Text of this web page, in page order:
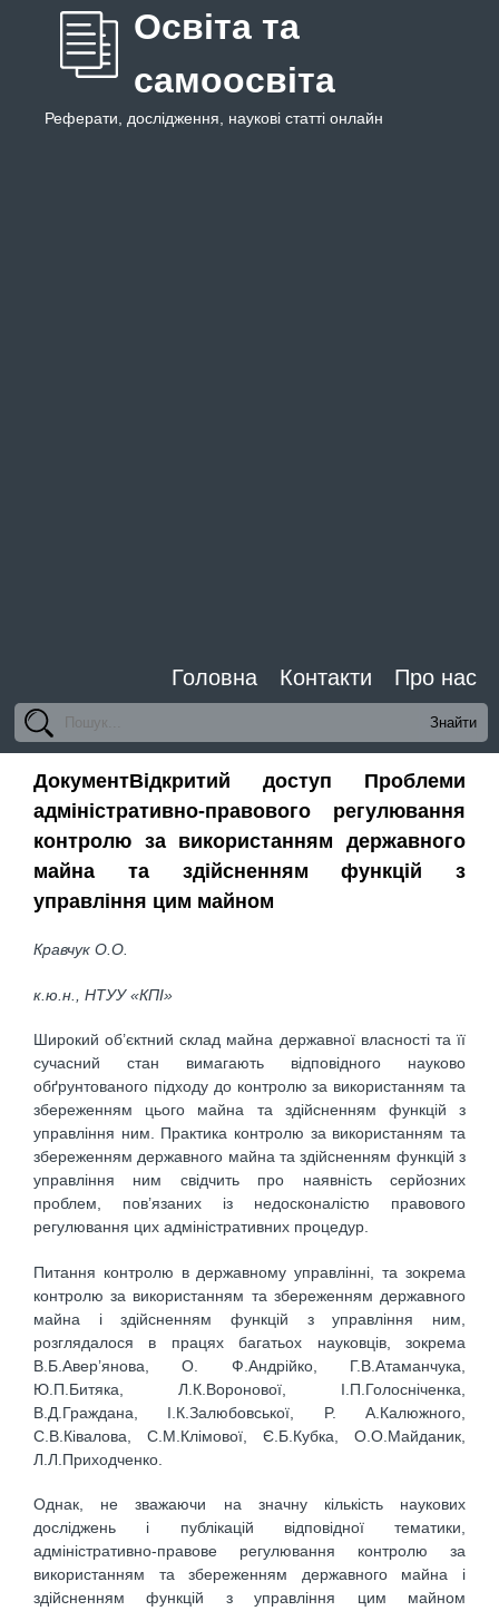
Освіта та
самоосвіта
Реферати, дослідження, наукові статті онлайн
Головна Контакти Про нас
ДокументВідкритий доступ Проблеми
адміністративно-правового регулювання
контролю за використанням державного
майна та здійсненням функцій з
управління цим майном
Кравчук О.О.
к.ю.н., НТУУ «КПІ»
Широкий об’єктний склад майна державної власності та її
сучасний стан вимагають відповідного науково
обґрунтованого підходу до контролю за використанням та
збереженням цього майна та здійсненням функцій з
управління ним. Практика контролю за використанням та
збереженням державного майна та здійсненням функцій з
управління ним свідчить про наявність серйозних
проблем, пов’язаних із недосконалістю правового
регулювання цих адміністративних процедур.
Питання контролю в державному управлінні, та зокрема
контролю за використанням та збереженням державного
майна і здійсненням функцій з управління ним,
розглядалося в працях багатьох науковців, зокрема
В.Б.Авер’янова, O. Ф.Андрійко, Г.В.Атаманчука,
Ю.П.Битяка, Л.К.Воронової, І.П.Голосніченка,
В.Д.Граждана, І.К.Залюбовської, P. А.Калюжного,
С.В.Ківалова, С.М.Клімової, Є.Б.Кубка, О.О.Майданик,
Л.Л.Приходченко.
Однак, не зважаючи на значну кількість наукових
досліджень і публікацій відповідної тематики,
адміністративно-правове регулювання контролю за
використанням та збереженням державного майна і
здійсненням функцій з управління цим майном